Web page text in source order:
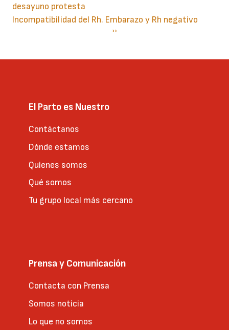
desayuno protesta
Incompatibilidad del Rh. Embarazo y Rh negativo
Siguiente
››
El Parto es Nuestro
Contáctanos
Dónde estamos
Quienes somos
Qué somos
Tu grupo local más cercano
Prensa y Comunicación
Contacta con Prensa
Somos noticia
Lo que no somos